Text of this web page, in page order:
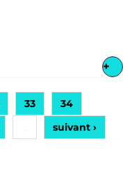
+
33 34
suivant ›